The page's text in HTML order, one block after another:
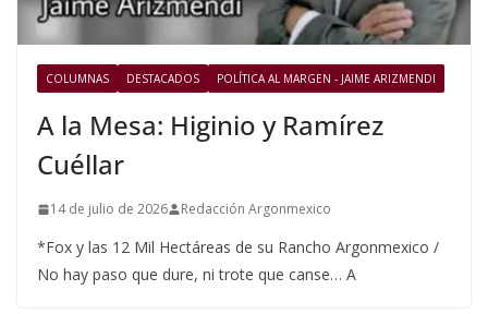
COLUMNAS DESTACADOS POLÍTICA AL MARGEN - JAIME ARIZMENDI
A la Mesa: Higinio y Ramírez
Cuéllar
14 de julio de 2026 Redacción Argonmexico
*Fox y las 12 Mil Hectáreas de su Rancho Argonmexico /
No hay paso que dure, ni trote que canse… A